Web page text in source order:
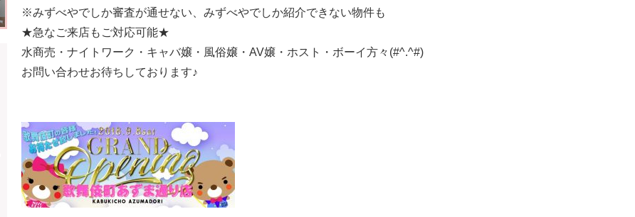
※みずべやでしか審査が通せない、みずべやでしか紹介できない物件も
★急なご来店もご対応可能★
水商売・ナイトワーク・キャバ嬢・風俗嬢・AV嬢・ホスト・ボーイ方々(#^.^#)
お問い合わせお待ちしております♪